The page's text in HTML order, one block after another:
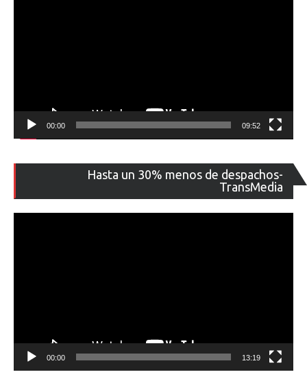
00:00 09:52
Hasta un 30% menos de despachos-
TransMedia
de
00:00 13:19